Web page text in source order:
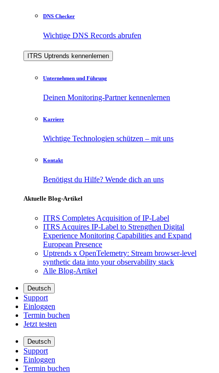
DNS Checker
Wichtige DNS Records abrufen
ITRS Uptrends kennenlernen
Unternehmen und Führung
Deinen Monitoring-Partner kennenlernen
Karriere
Wichtige Technologien schützen – mit uns
Kontakt
Benötigst du Hilfe? Wende dich an uns
Aktuelle Blog-Artikel
ITRS Completes Acquisition of IP-Label
ITRS Acquires IP-Label to Strengthen Digital
Experience Monitoring Capabilities and Expand
European Presence
Uptrends x OpenTelemetry: Stream browser-level
synthetic data into your observability stack
Alle Blog-Artikel
Deutsch
Support
Einloggen
Termin buchen
Jetzt testen
Deutsch
Support
Einloggen
Termin buchen